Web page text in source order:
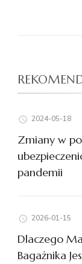
2024-05-18
Zmiany w
pandemii
2026-01-15
Dlaczego
Bagażnika